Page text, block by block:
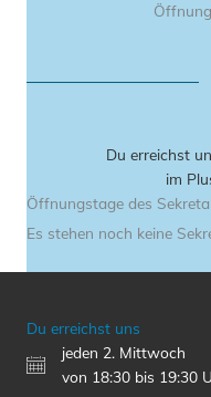
Du erreichst
im
Öffnungstage des
Es stehen noch keine
Du erreichst uns
jeden 2. Mittwoch
von 18:30 bis 19:30